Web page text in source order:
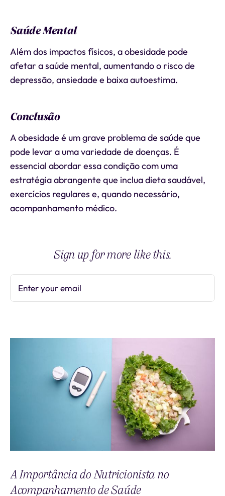
Saúde Mental
Além dos impactos físicos, a obesidade pode
afetar a saúde mental, aumentando o risco de
depressão, ansiedade e baixa autoestima.
Conclusão
A obesidade é um grave problema de saúde que
pode levar a uma variedade de doenças. É
essencial abordar essa condição com uma
estratégia abrangente que inclua dieta saudável,
exercícios regulares e, quando necessário,
acompanhamento médico.
Sign up for more like this.
Enter your email
A Importância do Nutricionista no
Acompanhamento de Saúde